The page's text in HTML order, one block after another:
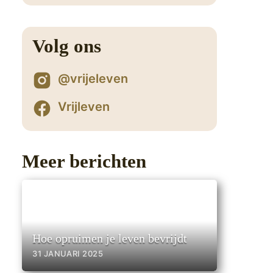
Volg ons
@vrijeleven
Vrijleven
Meer berichten
Hoe opruimen je leven bevrijdt
31 JANUARI 2025